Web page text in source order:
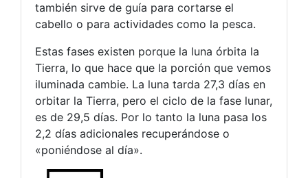
también sirve de guía para cortarse el
cabello o para actividades como la pesca.
Estas fases existen porque la luna órbita la
Tierra, lo que hace que la porción que vemos
iluminada cambie. La luna tarda 27,3 días en
orbitar la Tierra, pero el ciclo de la fase lunar,
es de 29,5 días. Por lo tanto la luna pasa los
2,2 días adicionales recuperándose o
«poniéndose al día».